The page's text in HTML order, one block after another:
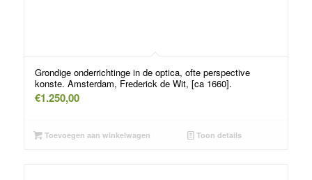
Grondige onderrichtinge in de optica, ofte perspective
konste. Amsterdam, Frederick de Wit, [ca 1660].
€1.250,00
Toevoegen aan winkelwagen Toon details